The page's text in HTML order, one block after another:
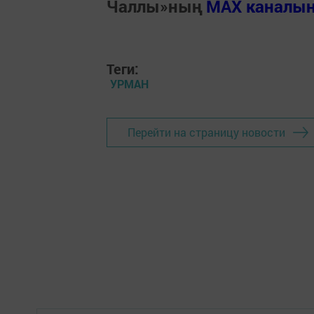
Чаллы»ның MAX
Теги:
УРМАН
Перейти на страницу новости